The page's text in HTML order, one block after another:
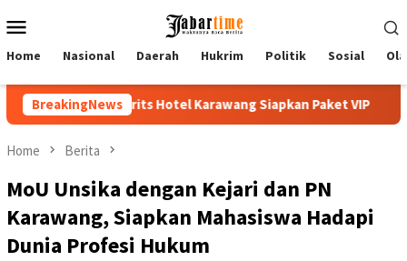
to
Menu
Home Nasional Daerah Hukrim Politik Sosial
BreakingNews
Karawang Siapkan Paket VIP Buka PKKMB 2026,
Home Berita
MoU Unsika dengan Kejari dan PN
Karawang, Siapkan Mahasiswa Hadapi
Dunia Profesi Hukum